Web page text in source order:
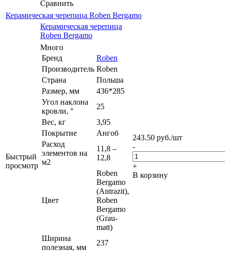
Сравнить
Керамическая черепица Roben Bergamo
Быстрый
просмотр
Керамическая черепица
Roben Bergamo
Много
Бренд
Roben
Производитель Roben
Страна
Польша
Размер, мм
436*285
Угол наклона
кровли, °
25
Вес, кг
3,95
Покрытие
Ангоб
Расход
элементов на
м2
11,8 –
12,8
Цвет
Roben
Bergamo
(Antrazit),
Roben
Bergamo
(Grau-
matt)
Ширина
полезная, мм
237
243.50 руб./шт
-
+
В корзину